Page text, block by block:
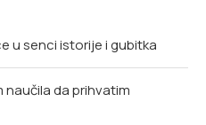
u senci istorije i gubitka
naučila da prihvatim